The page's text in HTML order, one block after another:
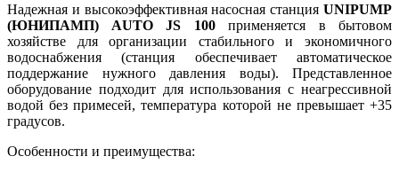
Надежная и высокоэффективная насосная станция UNIPUMP
(ЮНИПАМП) AUTO JS 100 применяется в бытовом
хозяйстве для организации стабильного и экономичного
водоснабжения (станция обеспечивает автоматическое
поддержание нужного давления воды). Представленное
оборудование подходит для использования с неагрессивной
водой без примесей, температура которой не превышает +35
градусов.
Особенности и преимущества: